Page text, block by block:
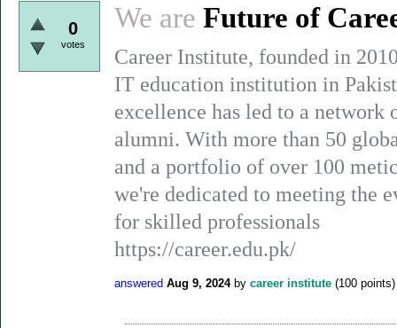
0
votes
We are Future of
Career Institute, founded in
IT education institution in
excellence has led to a network
alumni. With more than 50
and a portfolio of over 100
we're dedicated to meeting the
for skilled professionals
https://career.edu.pk/
answered Aug 9, 2024 by career institute (100 points)